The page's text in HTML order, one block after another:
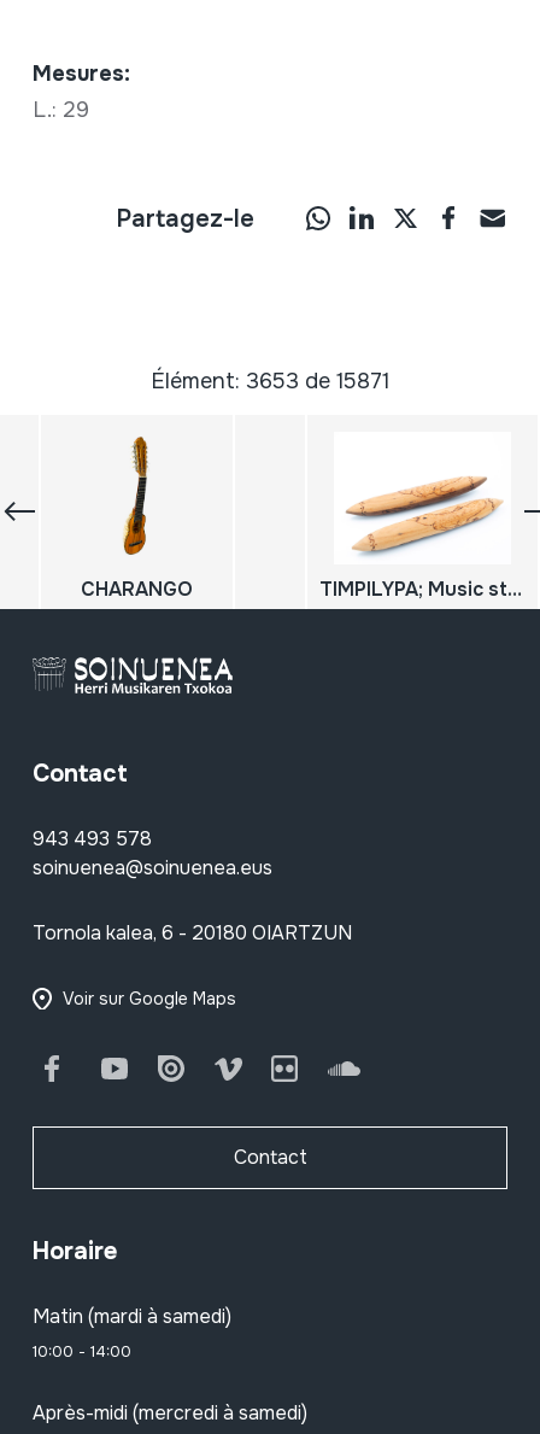
Mesures:
L.: 29
Partagez-le
Élément: 3653 de 15871
CHARANGO TIMPILYPA; Music sticks
Contact
943 493 578
soinuenea@soinuenea.eus
Tornola kalea, 6 - 20180 OIARTZUN
Voir sur Google Maps
FacebookYoutube Issuu Vimeo Flickr SoundCloud
Contact
Horaire
Matin (mardi à samedi)
10:00 - 14:00
Après-midi (mercredi à samedi)